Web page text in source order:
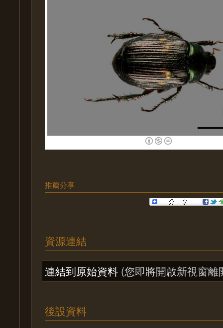
推薦分享
資源連結
連結到原始資料 (您即將開啟新視窗離
後設資料